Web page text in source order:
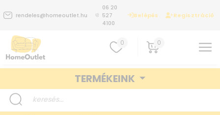
rendeles@homeoutlet.hu
06 20
527
4100
Belépés Regisztráció
0 0
TERMÉKEINK